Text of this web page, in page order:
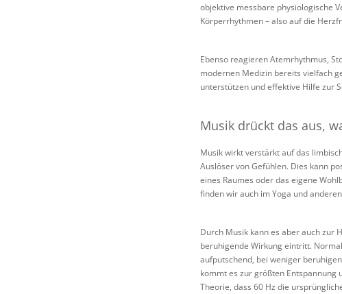
objektive messbare physiologische
Körperrhythmen – also auf die
Ebenso reagieren Atemrhythmus,
modernen Medizin bereits vielfach
unterstützen und effektive Hilfe zur
Musik drückt das aus,
Musik wirkt verstärkt auf das
Auslöser von Gefühlen. Dies kann
eines Raumes oder das eigene
finden wir auch im Yoga und
Durch Musik kann es aber auch zur
beruhigende Wirkung eintritt.
aufputschend, bei weniger
kommt es zur größten Entspannung
Theorie, dass 60 Hz die